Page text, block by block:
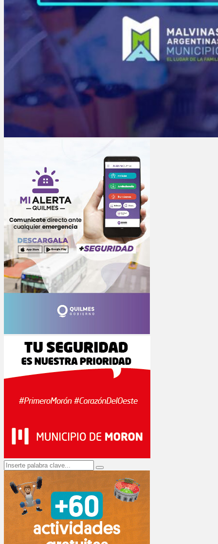
Search
for:
Search